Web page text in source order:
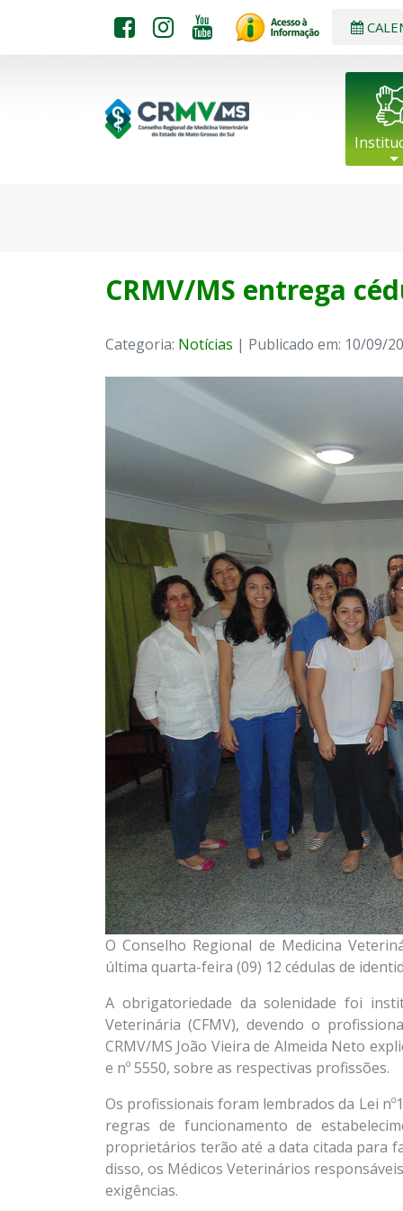
CRMV/MS entrega
Categoria: Notícias | Publicado em: 10/09/
O Conselho Regional de Medicina
última quarta-feira (09) 12 cédulas de
A obrigatoriedade da solenidade foi
Veterinária (CFMV), devendo o
CRMV/MS João Vieira de Almeida Neto
e nº 5550, sobre as respectivas profissões.
Os profissionais foram lembrados da Lei
regras de funcionamento de
proprietários terão até a data citada para
disso, os Médicos Veterinários
exigências.